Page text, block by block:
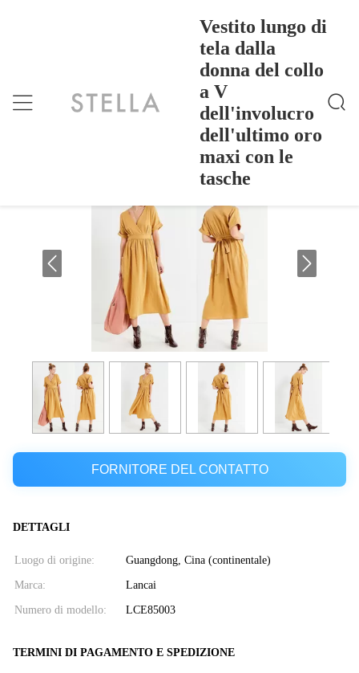
Vestito lungo di
tela dalla
donna del collo
a V
dell'involucro
dell'ultimo oro
maxi con le
tasche
Vestito Lungo Di Tela Dalla Donna Del Collo A V D
Vestito lungo di tela dalla donna del
collo a V dell'involucro dell'ultimo oro
FORNITORE DEL CONTATTO
DETTAGLI
Luogo di origine: Guangdong, Cina (continentale)
Marca: Lancai
Numero di modello: LCE85003
TERMINI DI PAGAMENTO E SPEDIZIONE